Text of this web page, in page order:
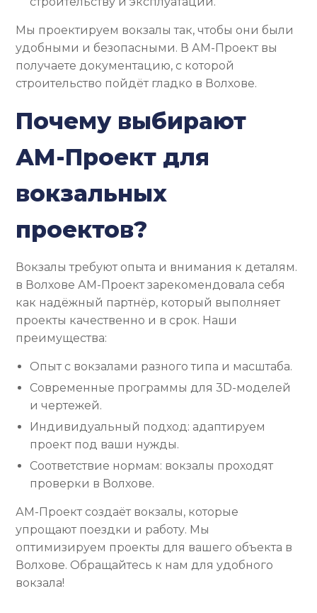
Мы проектируем вокзалы так, чтобы они были
удобными и безопасными. В АМ-Проект вы
получаете документацию, с которой
строительство пойдёт гладко в Волхове.
Почему выбирают
АМ-Проект для
вокзальных
проектов?
Вокзалы требуют опыта и внимания к деталям.
в Волхове АМ-Проект зарекомендовала себя
как надёжный партнёр, который выполняет
проекты качественно и в срок. Наши
преимущества:
Опыт с вокзалами разного типа и масштаба.
Современные программы для 3D-моделей
и чертежей.
Индивидуальный подход: адаптируем
проект под ваши нужды.
Соответствие нормам: вокзалы проходят
проверки в Волхове.
АМ-Проект создаёт вокзалы, которые
упрощают поездки и работу. Мы
оптимизируем проекты для вашего объекта в
Волхове. Обращайтесь к нам для удобного
вокзала!